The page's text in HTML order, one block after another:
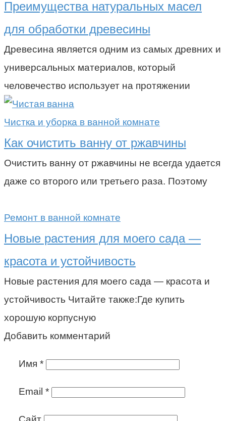
Преимущества натуральных масел
для обработки древесины
Древесина является одним из самых древних и
универсальных материалов, который
человечество использует на протяжении
Чистка и уборка в ванной комнате
Как очистить ванну от ржавчины
Очистить ванну от ржавчины не всегда удается
даже со второго или третьего раза. Поэтому
Ремонт в ванной комнате
Новые растения для моего сада —
красота и устойчивость
Новые растения для моего сада — красота и
устойчивость Читайте также:Где купить
хорошую корпусную
Добавить комментарий
Имя *
Email *